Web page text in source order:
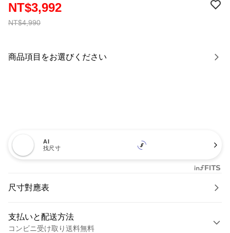
NT$4,990
NT$3,992
商品項目をお選びください
AI
找尺寸
尺寸對應表
支払いと配送方法
コンビニ受け取り送料無料